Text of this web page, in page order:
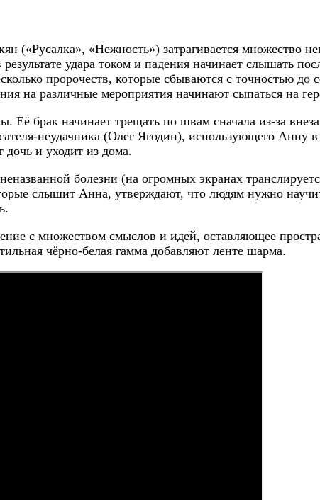
(«Русалка», «Нежность») затрагивается множество
удара током и падения начинает слышать
пророчеств, которые сбываются с точностью
на различные мероприятия начинают сыпаться на
Её брак начинает трещать по швам сначала из-за
неудачника (Олег Ягодин), использующего Анну
и уходит из дома.
болезни (на огромных экранах
слышит Анна, утверждают, что людям нужно
с множеством смыслов и идей, оставляющее
чёрно-белая гамма добавляют ленте шарма.